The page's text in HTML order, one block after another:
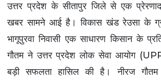
लखनऊ न्यूज़
वाराणसी न्यूज़
सीतापुर न्यूज़
बलरामपुर न्यूज़
अम्बेडकरनगर न्यूज़
उत्तर प्रदेश के सीतापुर जिले से एक
खबर सामने आई है। विकास खंड रेउसा के
भागूपुरवा निवासी एक साधारण किसान के
गौतम ने उत्तर प्रदेश लोक सेवा आयोग
बड़ी सफलता हासिल की है। नीरज गौतम